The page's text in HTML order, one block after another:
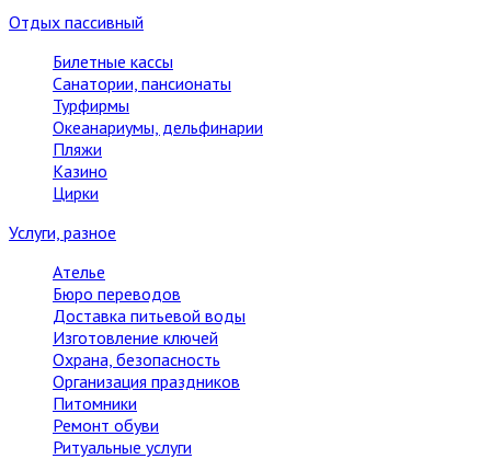
Отдых пассивный
Билетные кассы
Санатории, пансионаты
Турфирмы
Океанариумы, дельфинарии
Пляжи
Казино
Цирки
Услуги, разное
Ателье
Бюро переводов
Доставка питьевой воды
Изготовление ключей
Охрана, безопасность
Организация праздников
Питомники
Ремонт обуви
Ритуальные услуги